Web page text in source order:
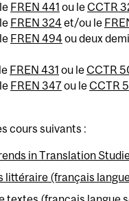
FREN 441 ou leCCTR
FREN 324 et/ou le
FREN 494 ou deux
FREN 431 ou leCCTR
FREN 347ou leCCTR
cours suivants :
in Translation
littéraire (français